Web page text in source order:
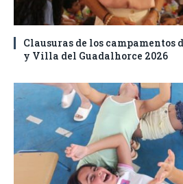
Clausuras de los
y Villa del Guadalhorce 2026